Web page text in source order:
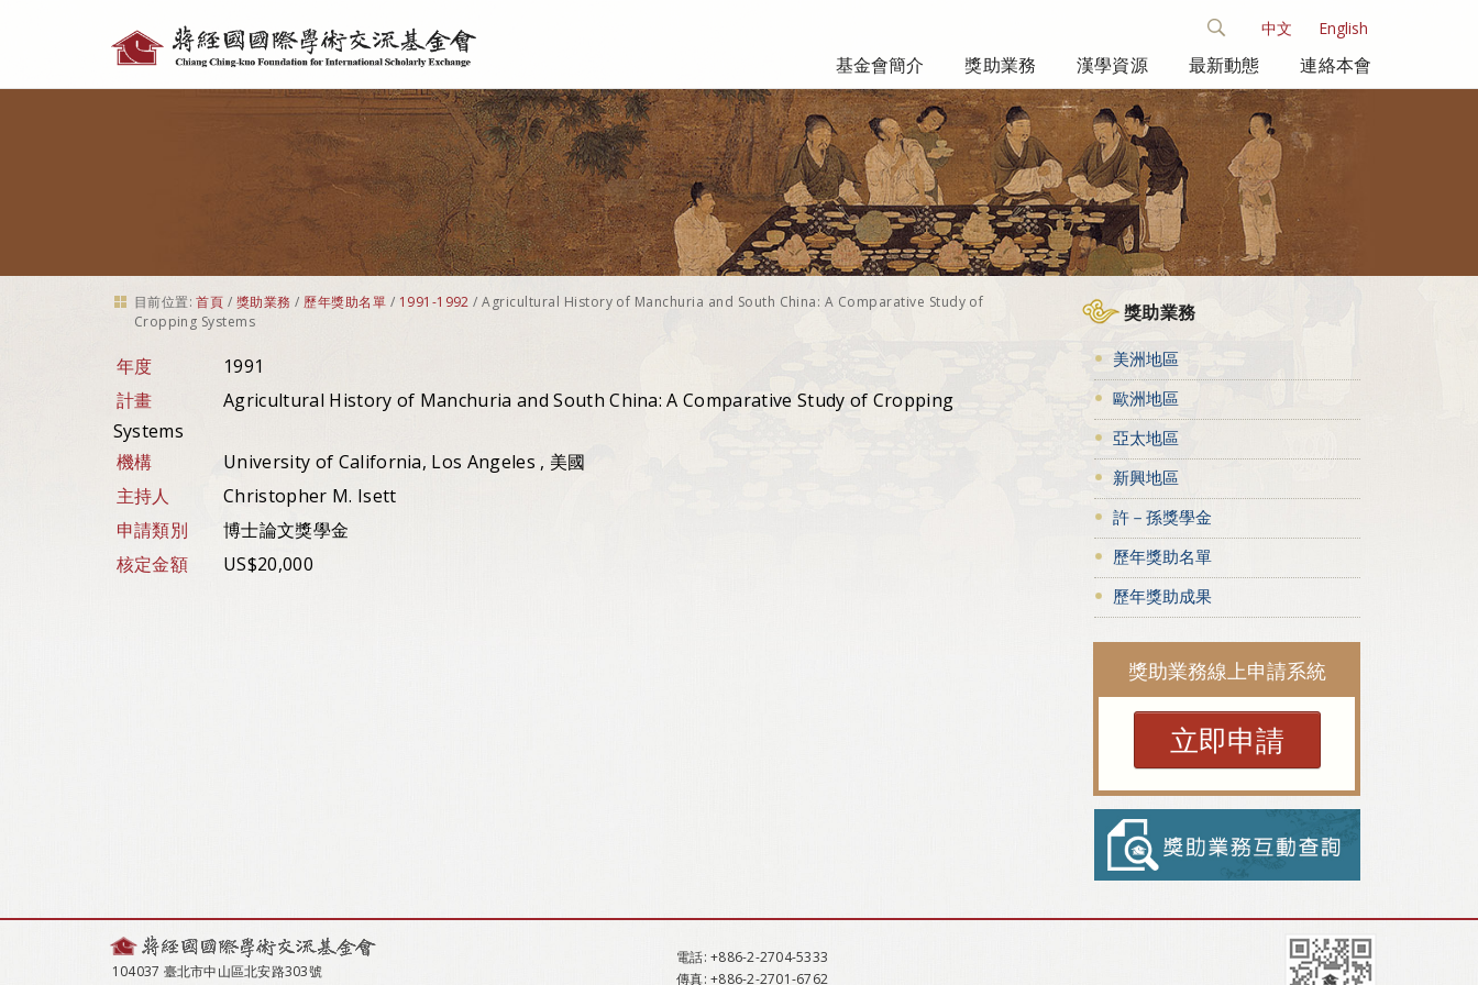
具
中文 English
基金會簡介 獎助業務 漢學資源 最新動態 連絡本會
目前位置: 首頁 / 獎助業務 / 歷年獎助名單 / 1991-1992 /Agricultural History of Manchuria and South China: A Comparative Study of
Cropping Systems
年度
1991
計畫
Agricultural History of Manchuria and South China: A Comparative Study of Cropping
Systems
機構
University of California, Los Angeles , 美國
主持人
Christopher M. Isett
申請類別
博士論文獎學金
核定金額
US$20,000
獎助業務
美洲地區
歐洲地區
亞太地區
新興地區
許－孫獎學金
歷年獎助名單
歷年獎助成果
獎助業務線上申請系統
立即申請
104037 臺北市中山區北安路303號
電話: +886-2-2704-5333
傳真: +886-2-2701-6762